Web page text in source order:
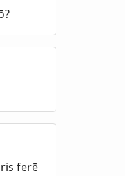
ferē